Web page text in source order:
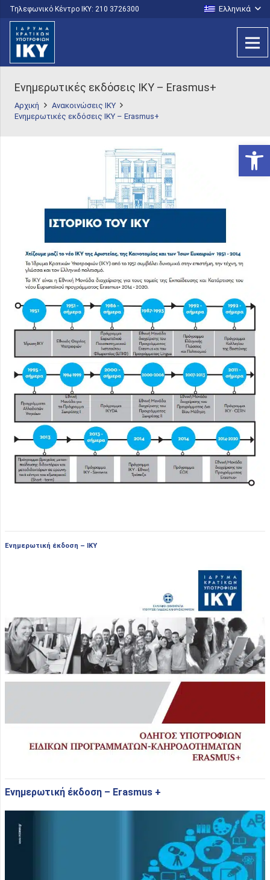
Τηλεφωνικό Κέντρο IKY: 210 3726300 Ελληνικά
Ενημερωτικές εκδόσεις ΙΚΥ – Erasmus+
Αρχική
Ανακοινώσεις ΙΚΥ
Ενημερωτικές εκδόσεις ΙΚΥ – Erasmus+
Eνημερωτική έκδοση – ΙΚΥ
Eνημερωτική έκδοση – Erasmus +